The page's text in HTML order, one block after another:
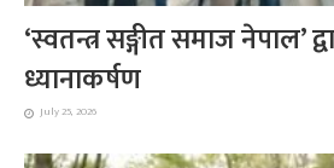
‘स्वतन्त्र सङ्गीत समाज नेपाल’
ध्यानाकर्षण
July 25, 2026